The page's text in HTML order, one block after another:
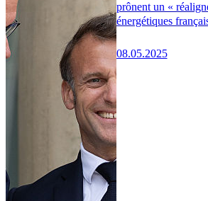
prônent un «
énergétiques
08.05.2025